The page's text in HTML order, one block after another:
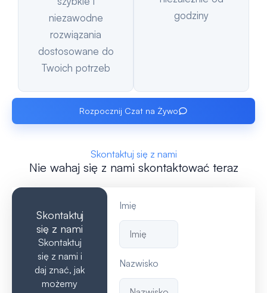
niezawodne
rozwiązania
dostosowane do
Twoich potrzeb
godziny
Rozpocznij Czat na Żywo
Skontaktuj się z nami
Nie wahaj się z nami skontaktować teraz
Skontaktuj
się z nami
Skontaktuj
się z nami i
daj znać, jak
możemy
Imię
Nazwisko